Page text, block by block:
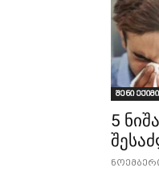
შენი ექიმი
5